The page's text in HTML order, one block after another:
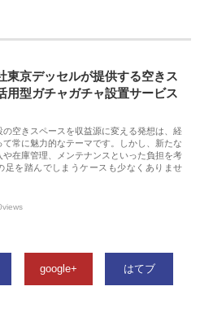
東京デッセルが提供する空きス
用型ガチャガチャ設置サービス
の空きスペースを収益源に変える発想は、経
て常に魅力的なテーマです。しかし、新たな
や在庫管理、メンテナンスといった負担を考
足を踏んでしまうケースも少なくありませ
google+ はてブ